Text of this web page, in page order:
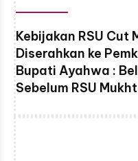
Kebijakan RSU Cut
Diserahkan ke
Bupati Ayahwa :
Sebelum RSU